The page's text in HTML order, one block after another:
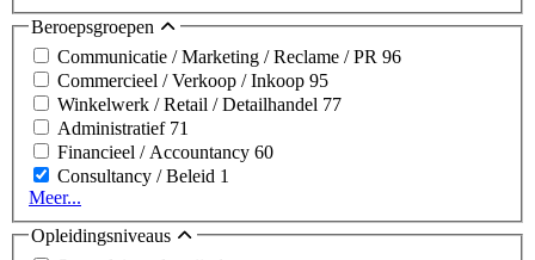
Beroepsgroepen
Communicatie / Marketing / Reclame / PR 96
Commercieel / Verkoop / Inkoop 95
Winkelwerk / Retail / Detailhandel 77
Administratief 71
Financieel / Accountancy 60
Consultancy / Beleid 1
Meer...
Opleidingsniveaus